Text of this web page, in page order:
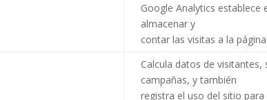
Google Analytics establece
almacenar y
contar las visitas a la
Calcula datos de visitantes,
campañas, y también
registra el uso del sitio